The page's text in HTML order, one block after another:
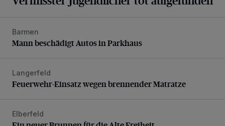
Mann beschädigt Autos in Parkhaus
Barmen
Mann beschädigt Autos in Parkhaus
Feuerwehr-Einsatz wegen brennender Matratze
Langerfeld
Feuerwehr-Einsatz wegen brennender Matratze
Ein neuer Brunnen für die Alte Freiheit
Elberfeld